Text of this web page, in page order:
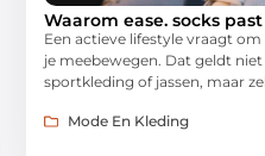
Waarom ease. socks
Een actieve lifestyle vraagt
je meebewegen. Dat geldt
sportkleding of jassen, maar
Mode En Kleding